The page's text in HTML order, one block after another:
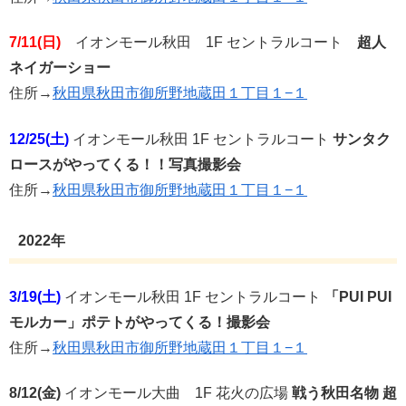
7/11(日) イオンモール秋田 1F セントラルコート 超人
ネイガーショー
住所→秋田県秋田市御所野地蔵田１丁目１−１
12/25(土) イオンモール秋田 1F セントラルコート サンタク
ロースがやってくる！！写真撮影会
住所→秋田県秋田市御所野地蔵田１丁目１−１
2022年
3/19(土) イオンモール秋田 1F セントラルコート
「PUI PUI
モルカー」ポテトがやってくる！撮影会
住所→秋田県秋田市御所野地蔵田１丁目１−１
8/12(金) イオンモール大曲 1F 花火の広場 戦う秋田名物 超